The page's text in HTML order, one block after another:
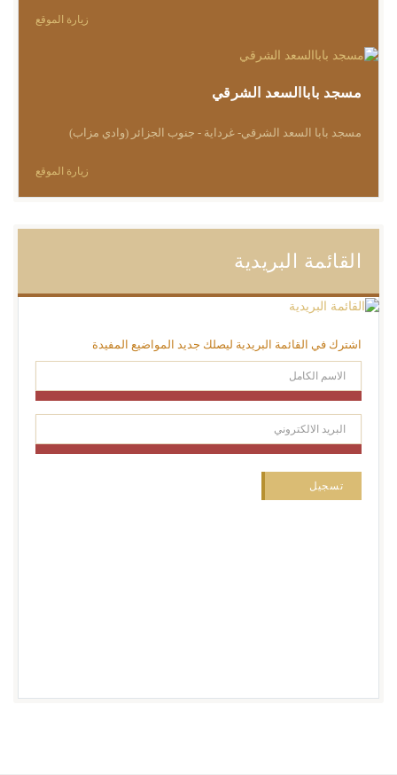
زيارة الموقع
مسجد باباالسعد الشرقي
مسجد بابا السعد الشرقي- غرداية - جنوب الجزائر (وادي مزاب)
زيارة الموقع
القائمة البريدية
اشترك في القائمة البريدية ليصلك جديد المواضيع المفيدة